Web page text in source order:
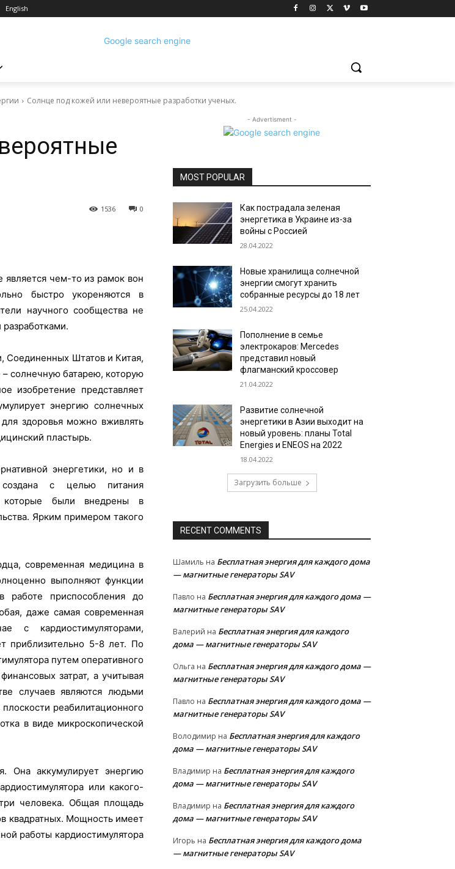
English
Солнце под кожей или невероятные разработки ученых.
0
1536
чем-то из рамок вон
быстро укореняются в
научного сообщества не
Соединенных Штатов и Китая,
солнечную батарею, которую
изобретение представляет
энергию солнечных
здоровья можно вживлять
пластырь.
энергетики, но и в
с целью питания
которые были внедрены в
Ярким примером такого
современная медицина в
выполняют функции
работе приспособления до
даже самая современная
с кардиостимуляторами,
приблизительно 5-8 лет. По
путем оперативного
затрат, а учитывая
случаев являются людьми
реабилитационного
в виде микроскопической
Она аккумулирует энергию
или какого-
человека. Общая площадь
квадратных. Мощность имеет
работы кардиостимулятора
- Advertisment -
MOST POPULAR
Как пострадала зеленая
энергетика в Украине из-за
войны с Россией
28.04.2022
Новые хранилища солнечной
энергии смогут хранить
собранные ресурсы до 18 лет
25.04.2022
Пополнение в семье
электрокаров: Mercedes
представил новый
флагманский кроссовер
21.04.2022
Развитие солнечной
энергетики в Азии выходит на
новый уровень: планы Total
Energies и ENEOS на 2022
18.04.2022
Загрузить больше
RECENT COMMENTS
Шамиль на Бесплатная энергия для каждого дома
— магнитные генераторы SAV
Павло на Бесплатная энергия для каждого дома —
магнитные генераторы SAV
Валерий на Бесплатная энергия для каждого
дома — магнитные генераторы SAV
Ольга на Бесплатная энергия для каждого дома —
магнитные генераторы SAV
Павло на Бесплатная энергия для каждого дома —
магнитные генераторы SAV
Володимир на Бесплатная энергия для каждого
дома — магнитные генераторы SAV
Владимир на Бесплатная энергия для каждого
дома — магнитные генераторы SAV
Владимир на Бесплатная энергия для каждого
дома — магнитные генераторы SAV
Игорь на Бесплатная энергия для каждого дома
— магнитные генераторы SAV